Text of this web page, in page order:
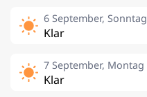
6 September, Sonntag
Klar
7 September, Montag
Klar